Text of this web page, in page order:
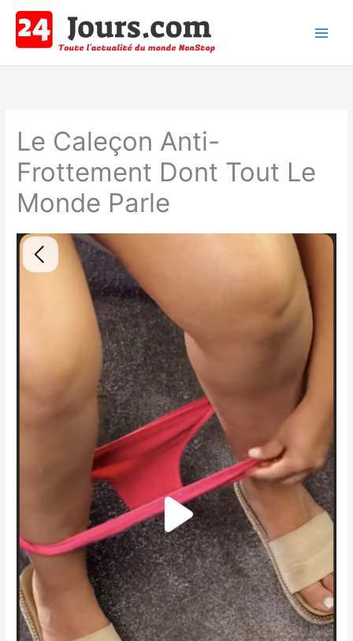
contenu
Le Caleçon Anti-
Frottement Dont Tout Le
Monde Parle